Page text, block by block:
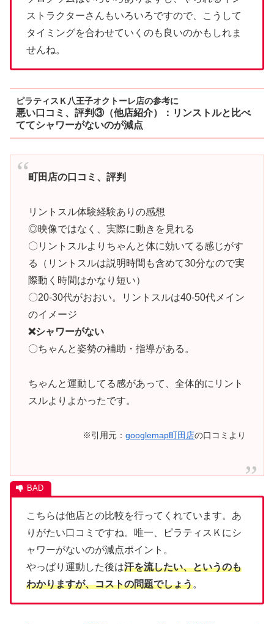
ストラクターさんもいろいろですので、こうして
タイミングを合わせていくのも良いのかもしれま
せんね。
ピラティスＫ八王子オクトーレ店の参考に
悪い口コミ、評判③（他店紹介）： リンストルと比べ
ててシャワーがないのが減点
町田店の口コミ、評判
リントスル体験経験ありの感想
◎映像ではなく、実際に動きを見れる
〇リントスルよりちゃんと体に効いてる感じがす
る（リントスルは説明時間も含めて30分なので実
際動く時間はかなり短い）
〇20-30代がおおい。リントスルは40-50代メイン
のイメージ
❌シャワーがない
〇ちゃんと姿勢の補助・指導がある。
ちゃんと運動してる感があって、全体的にリント
スルよりよかったです。
※引用元：googlemap町田店の口コミより
こちらは他店との比較を行ってくれています。あ
りがたい口コミですね。唯一、ピラティスＫにシ
ャワーがないのが減点ポイント。
やっぱり運動した後は汗を流したい、というのも
わかりますが、コストの問題でしょう。